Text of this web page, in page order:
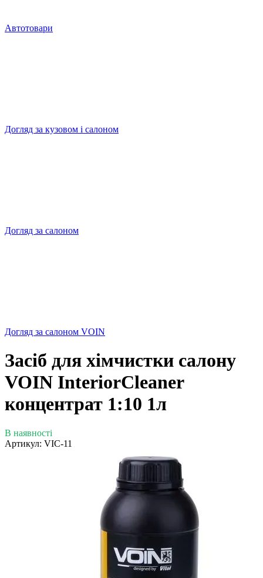
Автотовари
Догляд за кузовом і салоном
Догляд за салоном
Догляд за салоном VOIN
Засіб для хімчистки салону
VOIN InteriorCleaner
концентрат 1:10 1л
В наявності
Артикул: VIC-11